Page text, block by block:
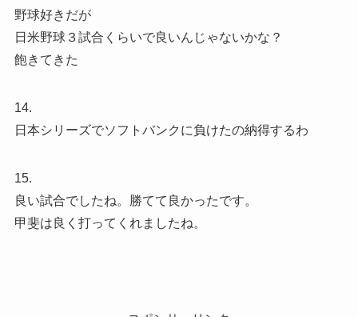
野球好きだが
日米野球３試合くらいで良いんじゃないかな？
飽きてきた
14.
日本シリーズでソフトバンクに負けたの納得するわ
15.
良い試合でしたね。勝てて良かったです。
甲斐は良く打ってくれましたね。